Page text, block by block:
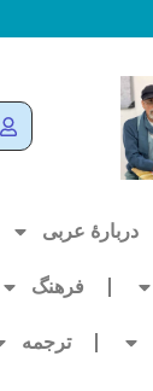
دربارۀ عربی
فرهنگ
ترجمه